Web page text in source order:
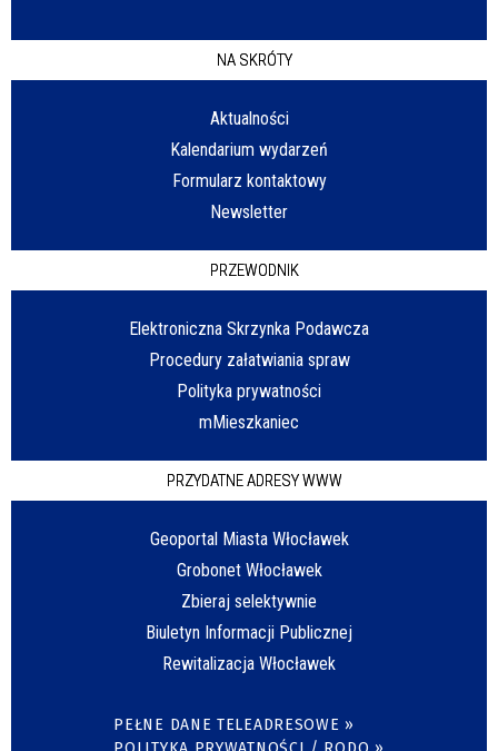
NA SKRÓTY
Aktualności
Kalendarium wydarzeń
Formularz kontaktowy
Newsletter
PRZEWODNIK
Elektroniczna Skrzynka Podawcza
Procedury załatwiania spraw
Polityka prywatności
mMieszkaniec
PRZYDATNE ADRESY WWW
Geoportal Miasta Włocławek
Grobonet Włocławek
Zbieraj selektywnie
Biuletyn Informacji Publicznej
Rewitalizacja Włocławek
PEŁNE DANE TELEADRESOWE »